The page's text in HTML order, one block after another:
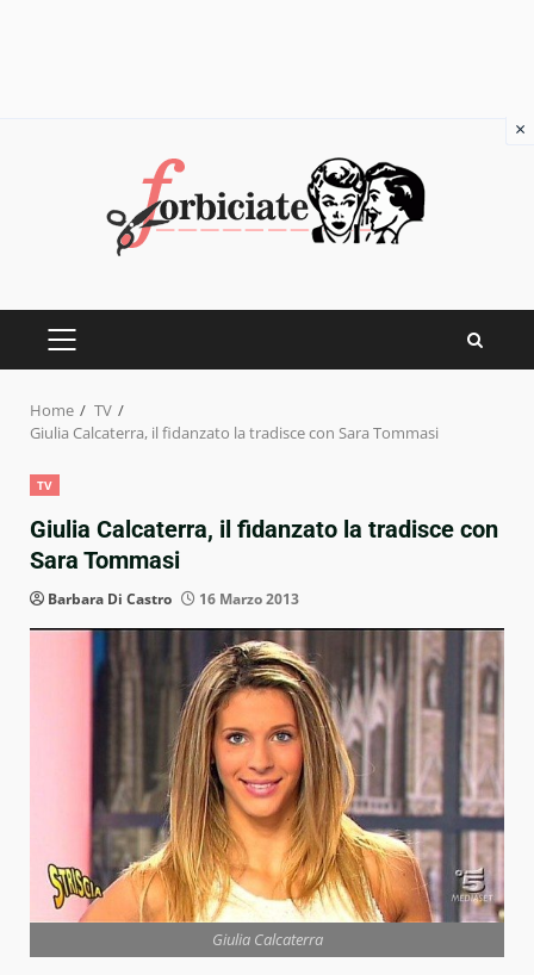
PRIMARY
Home
TV
Giulia Calcaterra, il fidanzato la tradisce con Sara Tommasi
TV
Giulia Calcaterra, il fidanzato la tradisce con
Sara Tommasi
Barbara Di Castro 16 Marzo 2013
Giulia Calcaterra
×